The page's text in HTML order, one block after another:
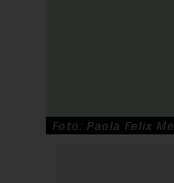
Foto: Paola Felix